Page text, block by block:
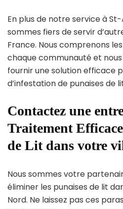
En plus de notre service à
sommes fiers de servir
France. Nous comprenons
chaque communauté et
fournir une solution efficace
d’infestation de punaises de
Contactez une
Traitement
de Lit dans votre
Nous sommes votre
éliminer les punaises de lit
Nord. Ne laissez pas ces